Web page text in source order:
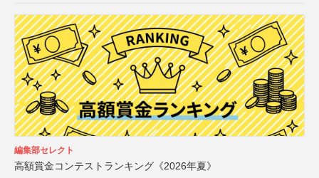
編集部セレクト
高額賞金コンテストランキング《2026年夏》